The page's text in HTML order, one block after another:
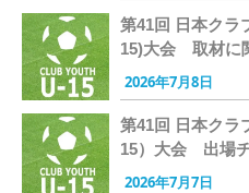
第41回 日本クラ
15)大会 取材に
2026年7月8日
第41回 日本クラ
15）大会 出場
2026年7月7日